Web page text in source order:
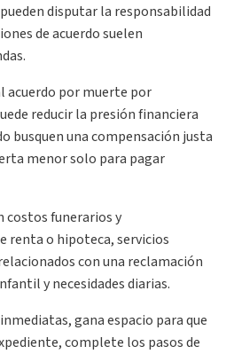
disputar la responsabilidad
de acuerdo suelen
acuerdo por muerte por
reducir la presión financiera
busquen una compensación justa
menor solo para pagar
costos funerarios y
renta o hipoteca, servicios
con una reclamación
y necesidades diarias.
gana espacio para que
complete los pasos de